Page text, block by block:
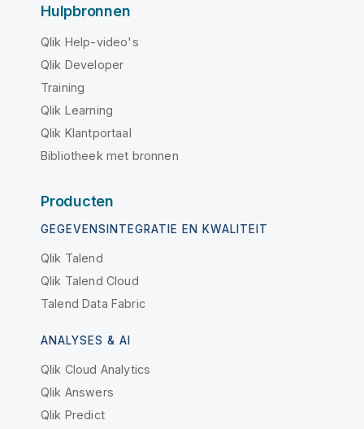
Hulpbronnen
Qlik Help-video's
Qlik Developer
Training
Qlik Learning
Qlik Klantportaal
Bibliotheek met bronnen
Producten
GEGEVENSINTEGRATIE EN KWALITEIT
Qlik Talend
Qlik Talend Cloud
Talend Data Fabric
ANALYSES & AI
Qlik Cloud Analytics
Qlik Answers
Qlik Predict